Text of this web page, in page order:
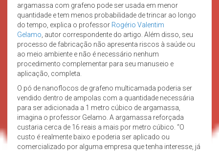
argamassa com grafeno pode ser usada em menor
quantidade e tem menos probabilidade de trincar ao longo
do tempo, explica o professor Rogério Valentim
Gelamo , autor correspondente do artigo. Além disso, seu
processo de fabricação não apresenta riscos à saúde ou
ao meio ambiente e não é necessário nenhum
procedimento complementar para seu manuseio e
aplicação, completa.
O pó de nanoflocos de grafeno multicamada poderia ser
vendido dentro de ampolas com a quantidade necessária
para ser adicionada a 1 metro cúbico de argamassa,
imagina o professor Gelamo. A argamassa reforçada
custaria cerca de 16 reais a mais por metro cúbico. “O
custo é realmente baixo e poderia ser aplicado ou
comercializado por alguma empresa que tenha interesse, já